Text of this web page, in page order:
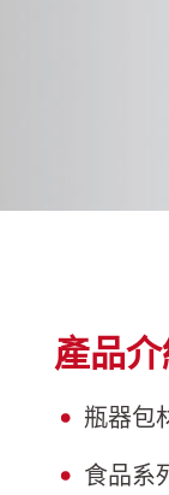
產品
瓶器包
食品系